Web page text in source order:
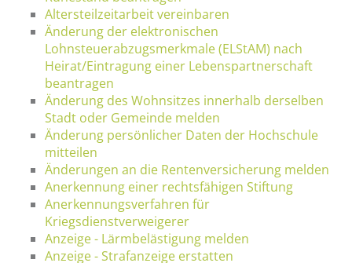
Altersteilzeitarbeit vereinbaren
Änderung der elektronischen
Lohnsteuerabzugsmerkmale (ELStAM) nach
Heirat/Eintragung einer Lebenspartnerschaft
beantragen
Änderung des Wohnsitzes innerhalb derselben
Stadt oder Gemeinde melden
Änderung persönlicher Daten der Hochschule
mitteilen
Änderungen an die Rentenversicherung melden
Anerkennung einer rechtsfähigen Stiftung
Anerkennungsverfahren für
Kriegsdienstverweigerer
Anzeige - Lärmbelästigung melden
Anzeige - Strafanzeige erstatten